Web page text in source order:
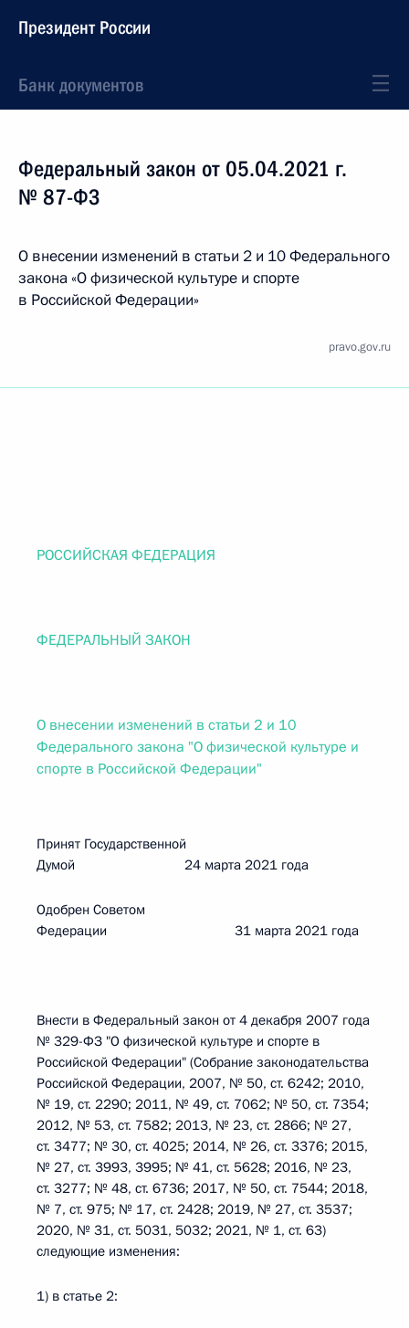
Президент России
Банк документов
Федеральный закон от 05.04.2021 г.
№ 87-ФЗ
О внесении изменений в статьи 2 и 10 Федерального
закона «О физической культуре и спорте
в Российской Федерации»
pravo.gov.ru
РОССИЙСКАЯ ФЕДЕРАЦИЯ
ФЕДЕРАЛЬНЫЙ ЗАКОН
О внесении изменений в статьи 2 и 10
Федерального закона "О физической культуре и
спорте в Российской Федерации"
Принят Государственной
Думой 24 марта 2021 года
Одобрен Советом
Федерации 31 марта 2021 года
Внести в Федеральный закон от 4 декабря 2007 года
№ 329-ФЗ "О физической культуре и спорте в
Российской Федерации" (Собрание законодательства
Российской Федерации, 2007, № 50, ст. 6242; 2010,
№ 19, ст. 2290; 2011, № 49, ст. 7062; № 50, ст. 7354;
2012, № 53, ст. 7582; 2013, № 23, ст. 2866; № 27,
ст. 3477; № 30, ст. 4025; 2014, № 26, ст. 3376; 2015,
№ 27, ст. 3993, 3995; № 41, ст. 5628; 2016, № 23,
ст. 3277; № 48, ст. 6736; 2017, № 50, ст. 7544; 2018,
№ 7, ст. 975; № 17, ст. 2428; 2019, № 27, ст. 3537;
2020, № 31, ст. 5031, 5032; 2021, № 1, ст. 63)
следующие изменения:
1) в статье 2: